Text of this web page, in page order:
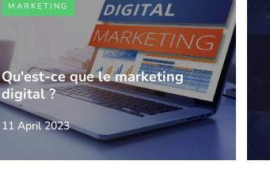
MARKETING
Qu'est-ce que le marketing
digital ?
11 April 2023